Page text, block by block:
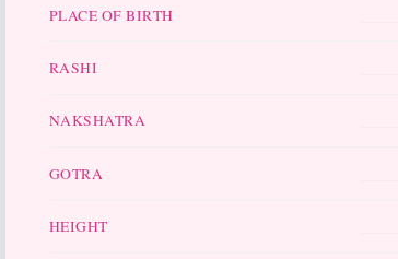
PLACE OF BIRTH
RASHI
NAKSHATRA
GOTRA
HEIGHT